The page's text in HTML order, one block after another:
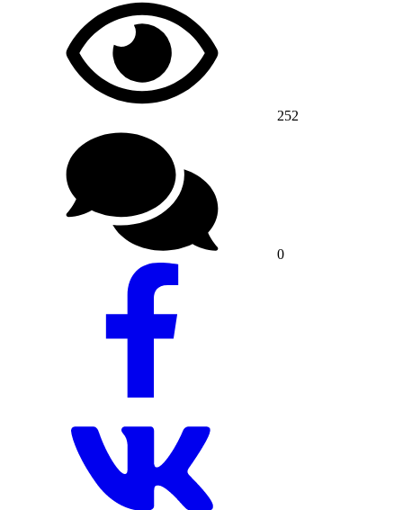
252
0